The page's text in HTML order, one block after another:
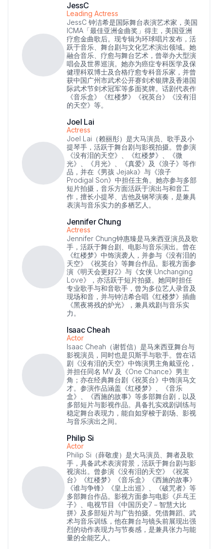
JessC
Leading Actress
JessC 钟洁希是国际舞台表演艺术家，美国
ICMA「最佳亚洲金曲奖」得主，美国亚洲
疗愈金曲歌后。现专辑为环球唱片发布，活
跃于音乐、舞台剧与文化艺术演出领域。她
融合音乐、疗愈与舞台艺术，曾举办大型演
唱会及世界巡演。她亦为癌症专科医学及保
健理科双博士及合格疗愈专科音乐家，并曾
获中国广州市武术公开赛剑术银牌及香港国
际武术节剑术冠军等多面奖牌。话剧代表作
《音乐盒》《红楼梦》《祝英台》《没有泪
的天空》等。
Joel Lai
Actress
Joel Lai（赖丽彤）是大马演员、歌手及小
提琴手，活跃于舞台剧与影视拍摄。曾参演
《没有泪的天空》、《红楼梦》、《微
光》、《月光》、《真爱》及《浪子》等作
品，并在《男孩 Jejaka》与《浪子
Prodigal Son》中担任主角。她亦参与多部
短片拍摄，音乐方面活跃于演出与和音工
作，擅长小提琴、吉他及钢琴演奏，是兼具
表演与音乐实力的多栖艺人。
Jennifer Chung
Actress
Jennifer Chung钟惠臻是马来西亚演员及歌
手，活跃于舞台剧、电影与音乐演出。曾在
《红楼梦》中饰演袭人，并参与《没有泪的
天空》《祝英台》等舞台作品。影视方面参
演《明天会更好2》与《女侠 Unchanging
Love》，亦活跃于短片拍摄。她同时担任
专业歌手与和音歌手，曾为多位艺人录音及
现场和音，并与钟洁希合唱《红楼梦》插曲
《黑夜将残的炉光》，兼具戏剧与音乐实
力。
Isaac Cheah
Actor
Isaac Cheah（谢哲信）是马来西亚舞台与
影视演员，同时也是贝斯手与歌手。曾在话
剧《没有泪的天空》中饰演男主角戴亚伦，
并担任同名 MV 及《One Chance》男主
角；亦在经典舞台剧《祝英台》中饰演马文
才。参演作品涵盖《红楼梦》、《音乐
盒》、《西施的故事》等多部舞台剧，以及
多部短片与影视作品。具备扎实戏剧训练与
稳定舞台表现力，能自如穿梭于剧场、影视
与音乐演出之间。
Philip Si
Actor
Philip Si（薛敬虔）是大马演员、舞者及歌
手，具备武术表演背景，活跃于舞台剧与影
视演出。曾参演《没有泪的天空》《祝英
台》《红楼梦》《音乐盒》《西施的故事》
《谁与争锋》《皇上出巡》、《破咒者》等
多部舞台作品。影视方面参与电影《乒乓王
子》、电视节目《中国历史7－智慧大比
拼》及多部短片与广告拍摄。凭借舞蹈、武
术与音乐训练，他在舞台与镜头前展现出强
烈的动作表现力与节奏感，是兼具张力与能
量的全能艺人。